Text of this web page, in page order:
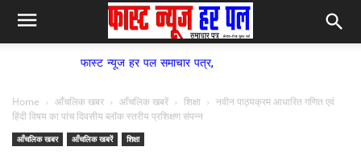
फास्ट न्यूज हर पल समाचार पत्र,
Home आँचलिक खबर आँचलिक खबरें शिक्षा
नवीन पाठ्यक्रम आधारित गणित एवं
हिंदी विषय का पांच दिवसीय ब्लॉक स्तरीय प्रशिक्षण संपन्न
आँचलिक खबर आँचलिक खबरें शिक्षा